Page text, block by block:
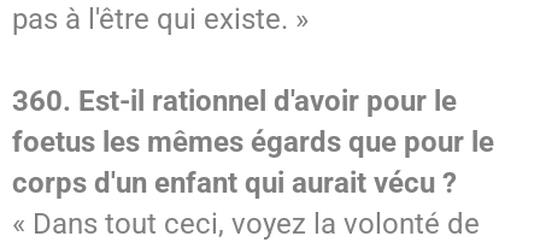
pas à l'être qui existe. »
360. Est-il rationnel d'avoir pour le
foetus les mêmes égards que pour le
corps d'un enfant qui aurait vécu ?
« Dans tout ceci, voyez la volonté de